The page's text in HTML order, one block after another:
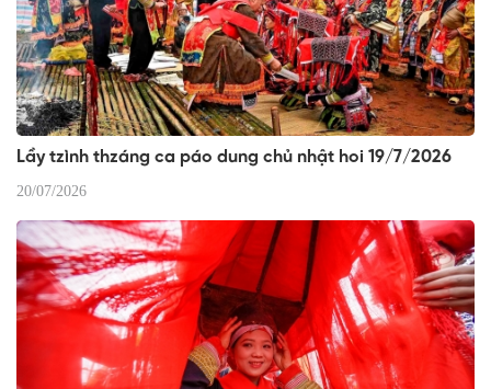
Lầy tzình thzáng ca páo dung chủ nhật hoi 19/7/2026
20/07/2026